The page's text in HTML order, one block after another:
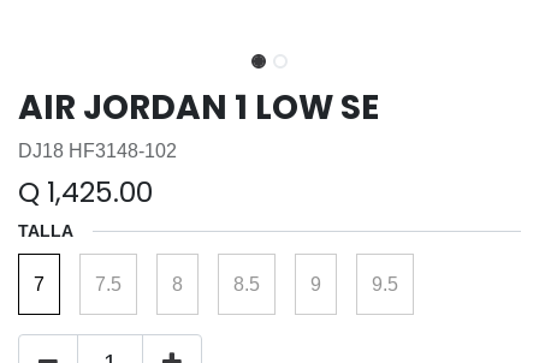
AIR JORDAN 1 LOW SE
DJ18 HF3148-102
Q 1,425.00
TALLA
7 7.5 8 8.5 9 9.5